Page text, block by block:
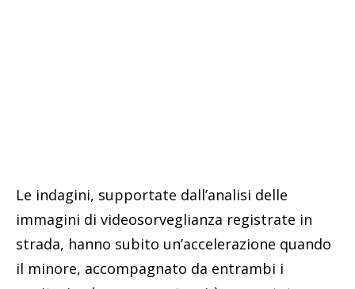
Le indagini, supportate dall’analisi delle
immagini di videosorveglianza registrate in
strada, hanno subito un’accelerazione quando
il minore, accompagnato da entrambi i